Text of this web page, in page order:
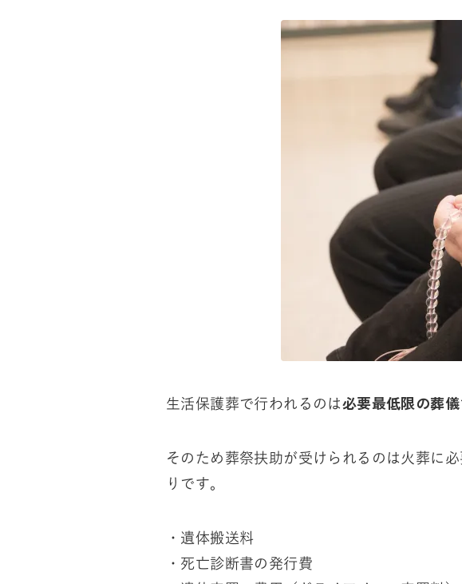
生活保護葬で行われるのは必要最低限の葬儀
そのため葬祭扶助が受けられるのは火葬に
りです。
・遺体搬送料
・死亡診断書の発行費